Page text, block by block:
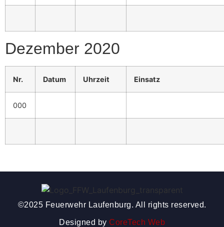
Dezember 2020
Nr. Datum Uhrzeit Einsatz
000
©2025 Feuerwehr Laufenburg. All rights reserved.
Designed by CoreTech Web